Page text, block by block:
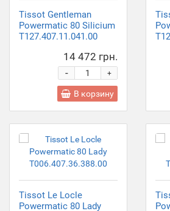
Tissot Gentleman
Powermatic 80 Silicium
T127.407.11.041.00
14 472 грн.
+
-
В корзину
Tissot Le Locle
Powermatic 80 Lady